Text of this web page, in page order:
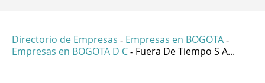
Directorio de Empresas - Empresas en BOGOTA -
Empresas en BOGOTA D C - Fuera De Tiempo S A...